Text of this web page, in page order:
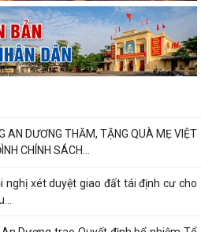
GIẢ, HÀNG...
CÔNG KHAI SỐ ĐIỆN THOẠI ĐƯỜNG
TIẾP NHẬN THÔNG...
AN DƯƠNG THĂM, TẶNG QUÀ MẸ VIỆT
CHÍNH SÁCH...
nghị xét duyệt giao đất tái định cư cho